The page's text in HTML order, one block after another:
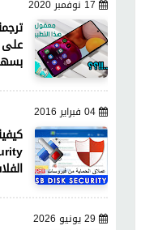
17 نوفمبر 2020
على
04 فبراير 2016
29 يونيو 2026